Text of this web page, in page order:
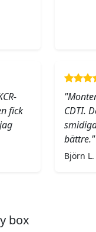
fick
CDTI.
bättre."
Björn L.
box